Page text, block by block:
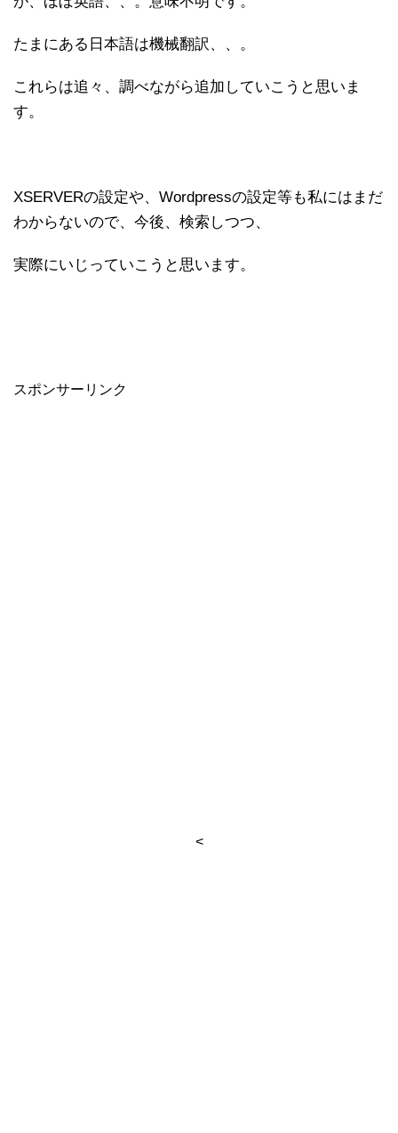
たまにある日本語は機械翻訳、、。
これらは追々、調べながら追加していこうと思いま
す。
XSERVERの設定や、Wordpressの設定等も私にはまだ
わからないので、今後、検索しつつ、
実際にいじっていこうと思います。
スポンサーリンク
<